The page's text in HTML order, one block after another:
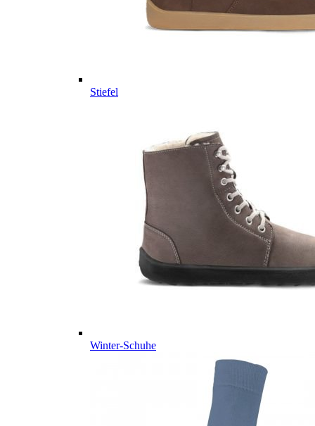
Stiefel
Winter-Schuhe